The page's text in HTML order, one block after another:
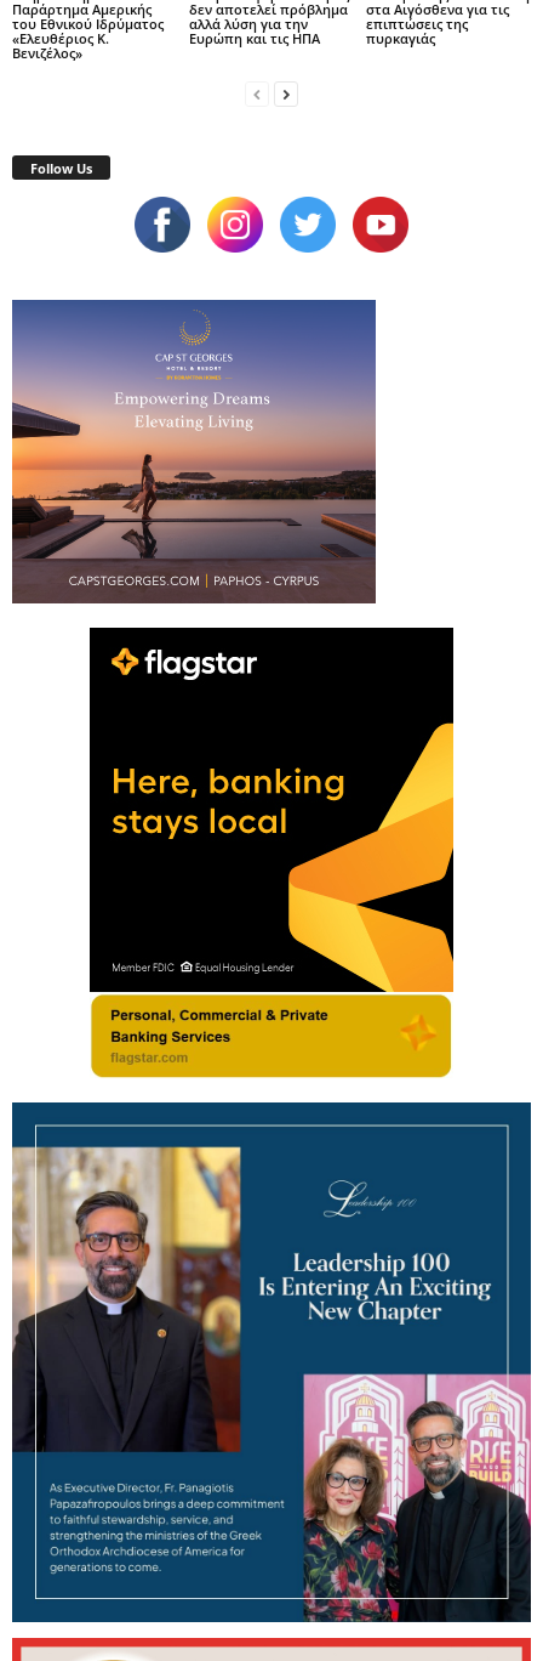
Παράρτημα Αμερικής
του Εθνικού Ιδρύματος
«Ελευθέριος Κ.
Βενιζέλος»
δεν αποτελεί πρόβλημα
αλλά λύση για την
Ευρώπη και τις ΗΠΑ
στα Αιγόσθενα για τις
επιπτώσεις της
πυρκαγιάς
Follow Us